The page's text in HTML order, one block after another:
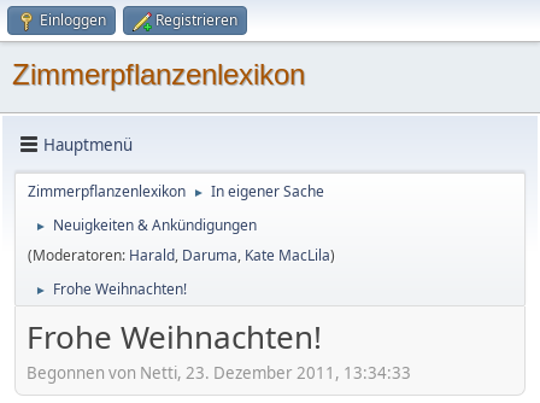
Einloggen Registrieren
Zimmerpflanzenlexikon
Hauptmenü
Zimmerpflanzenlexikon ► In eigener Sache
►
Neuigkeiten & Ankündigungen
(Moderatoren: Harald, Daruma, Kate MacLila)
► Frohe Weihnachten!
Frohe Weihnachten!
Begonnen von Netti, 23. Dezember 2011, 13:34:33